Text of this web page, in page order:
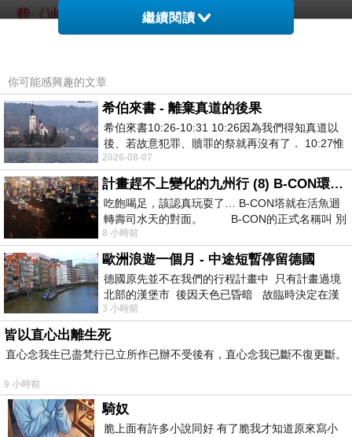
費《迪士尼美語世界試用包》
繼續閱讀
你可能感興趣的文章
希伯來書 - 離棄真道的後果
希伯來書10:26-10:31 10:26因為我們得知真道以
後、若故意犯罪、贖罪的祭就再沒有了． 10:27惟
有戰懼等候審判和那燒滅眾敵人的烈火
2026-08-07
計畫趕不上變化的九州行 (8) B-CON環球塔
吃飽喝足，該認真玩耍了… B-CON塔就在活魚迴
轉壽司水天的對面。 B-CON的正式名稱叫 別
8 小時前
歐洲浪遊一個月 - 中途短暫停留德國
德國原先並不在我們的行程計畫中 只有計畫過境
北部的漢堡市 後因天色已昏暗 故臨時決定在漢
堡市吃晚餐和過夜
3 小時前
皆以直心出離生死
直心念我生已盡梵行已立所作已辦不受後有，直心念我已斷不復更斷。
9 小時前
騎奴
脆上面有許多小說同好 有了脆我才知道原來寫小